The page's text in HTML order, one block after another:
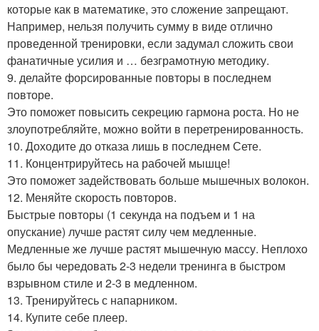
которые как в математике, это сложение запрещают.
Например, нельзя получить сумму в виде отлично
проведенной тренировки, если задумал сложить свои
фанатичные усилия и … безграмотную методику.
9. делайте форсированные повторы в последнем
повторе.
Это поможет повысить секрецию гармона роста. Но не
злоупотребляйте, можно войти в перетренированность.
10. Доходите до отказа лишь в последнем Сете.
11. Концентрируйтесь на рабочей мышце!
Это поможет задействовать больше мышечных волокон.
12. Меняйте скорость повторов.
Быстрые повторы (1 секунда на подъем и 1 на
опускание) лучше растят силу чем медленные.
Медленные же лучше растят мышечную массу. Неплохо
было бы чередовать 2-3 недели тренинга в быстром
взрывном стиле и 2-3 в медленном.
13. Тренируйтесь с напарником.
14. Купите себе плеер.